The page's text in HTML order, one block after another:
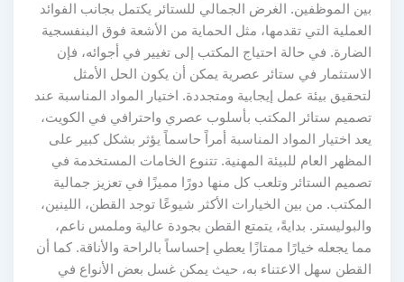
بين الموظفين. الغرض الجمالي للستائر يكتمل بجانب الفوائد
العملية التي تقدمها، مثل الحماية من الأشعة فوق البنفسجية
الضارة. في حالة احتياج المكتب إلى تغيير في أجوائه، فإن
الاستثمار في ستائر عصرية يمكن أن يكون الحل الأمثل
لتحقيق بيئة عمل إيجابية ومتجددة. اختيار المواد المناسبة عند
تصميم ستائر المكتب بأسلوب عصري واحترافي في الكويت،
يعد اختيار المواد المناسبة أمراً حاسماً يؤثر بشكل كبير على
المظهر العام للبيئة المهنية. تتنوع الخامات المستخدمة في
تصميم الستائر وتلعب كل منها دورًا مميزًا في تعزيز جمالية
المكتب. من بين الخيارات الأكثر شيوعًا توجد القطن، اللينين،
والبوليستر. بدايةً، يتمتع القطن بجودة عالية وملمس ناعم،
مما يجعله خيارًا ممتازًا يعطي إحساساً بالراحة والأناقة. كما أن
القطن سهل الاعتناء به، حيث يمكن غسل بعض الأنواع في